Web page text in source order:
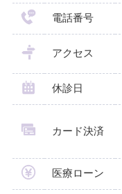
電話番号
アクセス
休診日
カード決済
医療ローン